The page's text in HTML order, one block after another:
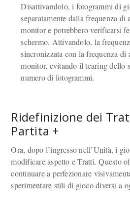
Disattivandolo, i fotogrammi di
separatamente dalla frequenza di
monitor e potrebbero verificarsi
schermo. Attivandolo, la
sincronizzata con la frequenza di
monitor, evitando il tearing dello
numero di fotogrammi.
Ridefinizione dei
Partita +
Ora, dopo l’ingresso nell’Unità, i
modificare aspetto e Tratti. Questo
continuare a perfezionare
sperimentare stili di gioco diversi a